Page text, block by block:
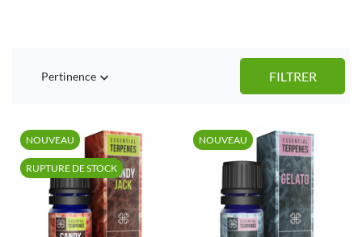
Pertinence  FILTRER
NOUVEAU
RUPTURE DE STOCK
NOUVEAU